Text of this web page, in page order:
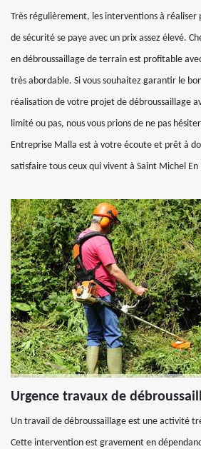
Très régulièrement, les interventions à
de sécurité se paye avec un prix assez élevé.
en débroussaillage de terrain est profitable
très abordable. Si vous souhaitez garantir le
réalisation de votre projet de débroussaillage
limité ou pas, nous vous prions de ne pas
Entreprise Malla est à votre écoute et prêt à
satisfaire tous ceux qui vivent à Saint Michel
Urgence travaux de
Un travail de débroussaillage est une activité
Cette intervention est gravement en